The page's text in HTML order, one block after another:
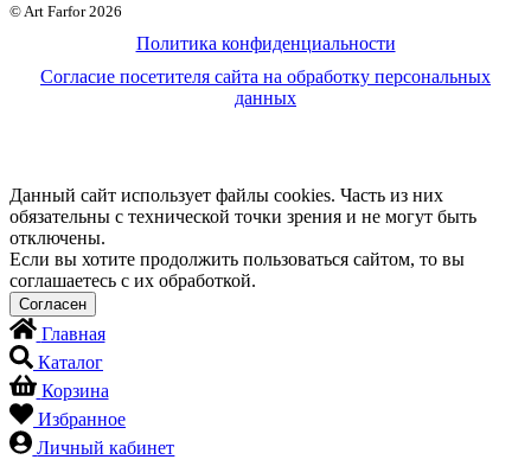
© Art Farfor 2026
Политика конфиденциальности
Согласие посетителя сайта на обработку персональных
данных
Данный сайт использует файлы cookies. Часть из них
обязательны с технической точки зрения и не могут быть
отключены.
Если вы хотите продолжить пользоваться сайтом, то вы
соглашаетесь с их обработкой.
Главная
Каталог
Корзина
Избранное
Личный кабинет